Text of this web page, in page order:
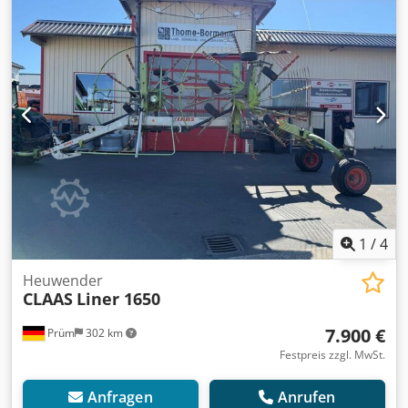
über den ZinkenwindungenStreuwinkeleinstellung
starrKreiselantrieb über DIGIDRIVE-Fingerkupplung aus
geschmiedetem, einsatzgehärtetem
StahlZapfwellendrehzahl 540Ballonreifen 15x6.00-
6Außenkreisel zum Transport hydraulisch
hochgeklapptDreipunktanbau Kat. 2 Schwenkkopf-
Nachlaufeinrichtungmechanischer Schwingungsdämpfer1
einfach wirkendes SteuergerätLeistungsbedarf an der
Zapfwelle: 22 kW/30 PSGewicht: ca. 850 kg,Lagerort:54595
Prüm Dcsdpfszdmt Nsx Aixek
1 /4
Prüm 302 km
Heuwender
CLAAS Liner 1650
7.900 €
Festpreis zzgl. MwSt.
Anfragen Anrufen